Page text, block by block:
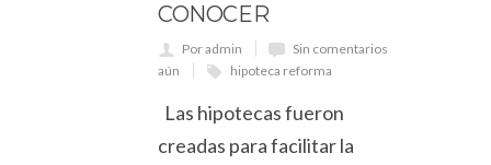
CONOCER
Por admin
Sin comentarios
aún
hipoteca reforma
Las hipotecas fueron
creadas para facilitar la